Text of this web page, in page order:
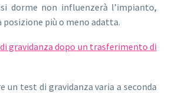
dorme non influenzerà l’impianto,
posizione più o meno adatta.
gravidanza dopo un trasferimento di
un test di gravidanza varia a seconda